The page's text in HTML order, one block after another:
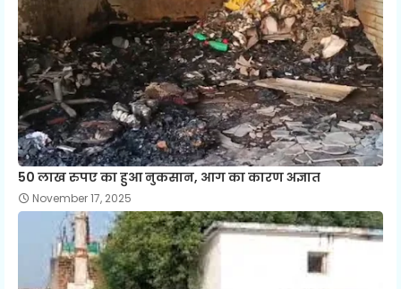
50 लाख रुपए का हुआ नुकसान, आग का कारण अज्ञात
November 17, 2025